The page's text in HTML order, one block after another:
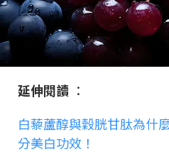
延伸閱讀 ：
白藜蘆醇與穀胱甘肽為什
分美白功效！